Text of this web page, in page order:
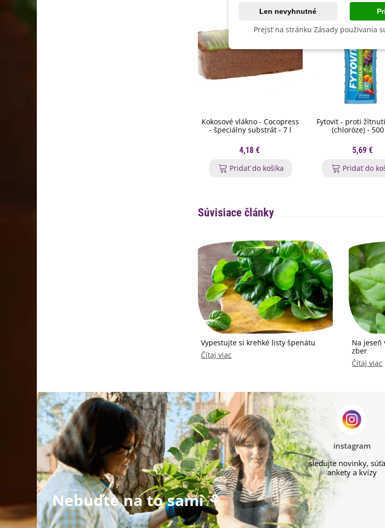
Kokosové vlákno - Cocopress
- špeciálny substrát - 7 l
4,18 €
Pridať do košíka
Fytovit - proti
(chloróze) -
5,69 €
Pridať do
Súvisiace články
Vypestujte si krehké listy špenátu
Čítaj viac
Na jeseň
zber
Čítaj viac
Nebuďte na to sami ⚘
instagram
sledujte novinky,
ankety a kvízy
Len nevyhnutné
Prejsť na stránku Zásady používania